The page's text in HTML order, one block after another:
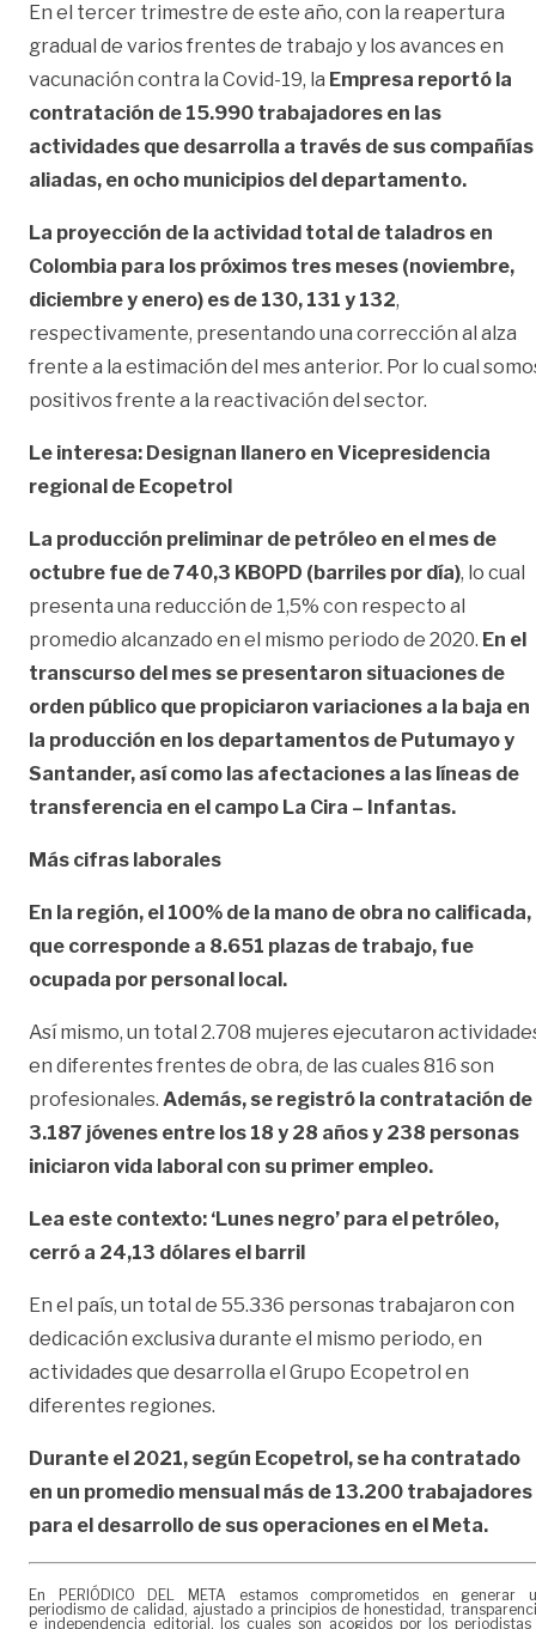
En el tercer trimestre de este año, con la reapertura
gradual de varios frentes de trabajo y los avances en
vacunación contra la Covid-19, la Empresa reportó la
contratación de 15.990 trabajadores en las
actividades que desarrolla a través de sus compañías
aliadas, en ocho municipios del departamento.
La proyección de la actividad total de taladros en
Colombia para los próximos tres meses (noviembre,
diciembre y enero) es de 130, 131 y 132,
respectivamente, presentando una corrección al alza
frente a la estimación del mes anterior. Por lo cual
positivos frente a la reactivación del sector.
Le interesa: Designan llanero en Vicepresidencia
regional de Ecopetrol
La producción preliminar de petróleo en el mes de
octubre fue de 740,3 KBOPD (barriles por día), lo cual
presenta una reducción de 1,5% con respecto al
promedio alcanzado en el mismo periodo de 2020. En el
transcurso del mes se presentaron situaciones de
orden público que propiciaron variaciones a la baja en
la producción en los departamentos de Putumayo y
Santander, así como las afectaciones a las líneas de
transferencia en el campo La Cira – Infantas.
Más cifras laborales
En la región, el 100% de la mano de obra no calificada,
que corresponde a 8.651 plazas de trabajo, fue
ocupada por personal local.
Así mismo, un total 2.708 mujeres ejecutaron
en diferentes frentes de obra, de las cuales 816 son
profesionales. Además, se registró la contratación de
3.187 jóvenes entre los 18 y 28 años y 238 personas
iniciaron vida laboral con su primer empleo.
Lea este contexto: ‘Lunes negro’ para el petróleo,
cerró a 24,13 dólares el barril
En el país, un total de 55.336 personas trabajaron con
dedicación exclusiva durante el mismo periodo, en
actividades que desarrolla el Grupo Ecopetrol en
diferentes regiones.
Durante el 2021, según Ecopetrol, se ha contratado
en un promedio mensual más de 13.200 trabajadores
para el desarrollo de sus operaciones en el Meta.
En PERIÓDICO DEL META estamos comprometidos en generar
periodismo de calidad, ajustado a principios de honestidad,
e independencia editorial, los cuales son acogidos por los periodistas